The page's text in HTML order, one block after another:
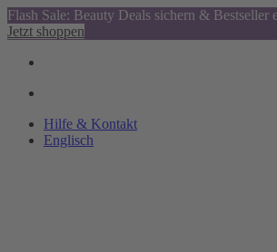
Flash Sale: Beauty Deals sichern & Bestseller
Jetzt shoppen
Hilfe & Kontakt
Englisch